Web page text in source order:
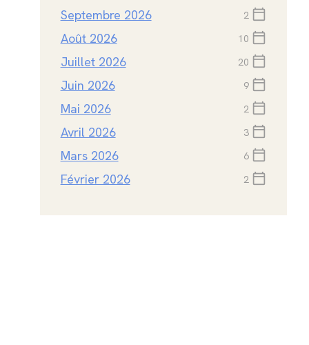
Septembre 2026
2 calendar_today
Août 2026 10 calendar_today
Juillet 2026 20 calendar_today
Juin 2026 9 calendar_today
Mai 2026 2 calendar_today
Avril 2026 3 calendar_today
Mars 2026 6 calendar_today
Février 2026 2 calendar_today